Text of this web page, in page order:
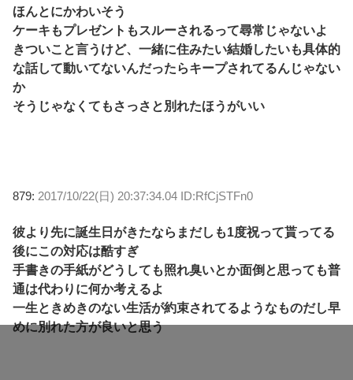
ほんとにかわいそう
ケーキもプレゼントもスルーされるって尋常じゃないよ
きついこと言うけど、一緒に住みたい結婚したいも具体的
な話して動いてないんだったらキープされてるんじゃない
か
そうじゃなくてもさっさと別れたほうがいい
879: 2017/10/22(日) 20:37:34.04 ID:RfCjSTFn0
彼より先に誕生日がきたならまだしも1度祝って貰ってる
後にこの対応は酷すぎ
手書きの手紙がどうしても照れ臭いとか面倒と思っても普
通は代わりに何か考えるよ
一生ときめきのない生活が約束されてるようなものだし早
めに別れた方が良いと思う